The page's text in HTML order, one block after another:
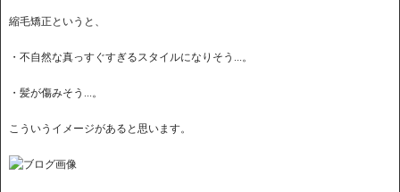
縮毛矯正というと、
・不自然な真っすぐすぎるスタイルになりそう...。
・髪が傷みそう...。
こういうイメージがあると思います。